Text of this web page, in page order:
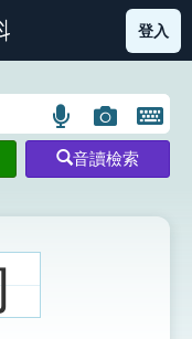
部首索引表圖示
登入
語
言
搜
圖
片
搜
開
鍵
圖
音讀檢索